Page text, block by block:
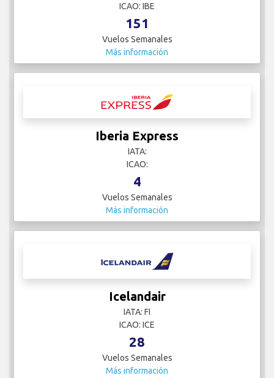
ICAO: IBE
151
Vuelos Semanales
Más información
Iberia Express
IATA:
ICAO:
4
Vuelos Semanales
Más información
Icelandair
IATA: FI
ICAO: ICE
28
Vuelos Semanales
Más información